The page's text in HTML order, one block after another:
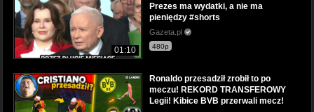
01:10
Prezes ma wydatki, a nie ma
pieniędzy #shorts
Gazeta.pl
480p
Ronaldo przesadził zrobił to po
meczu! REKORD TRANSFEROWY
Legii! Kibice BVB przerwali mecz!